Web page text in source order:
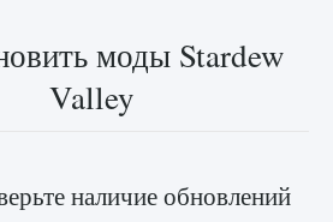
Team в EA FC
1 297
моды Stardew
Valley
наличие обновлений